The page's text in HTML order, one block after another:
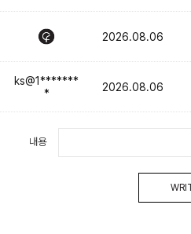
2026.08.06
ks@1*******
*
2026.08.06
내용